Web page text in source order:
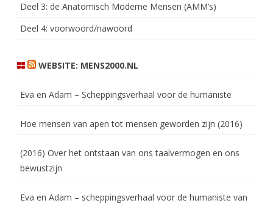
Deel 3: de Anatomisch Moderne Mensen (AMM’s)
Deel 4: voorwoord/nawoord
WEBSITE: MENS2000.NL
Eva en Adam – Scheppingsverhaal voor de humaniste
Hoe mensen van apen tot mensen geworden zijn (2016)
(2016) Over het ontstaan van ons taalvermogen en ons
bewustzijn
Eva en Adam – scheppingsverhaal voor de humaniste van